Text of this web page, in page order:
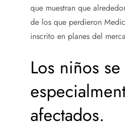
que muestran que
de los que perdieron
inscrito en planes del
Los niños
afectados.